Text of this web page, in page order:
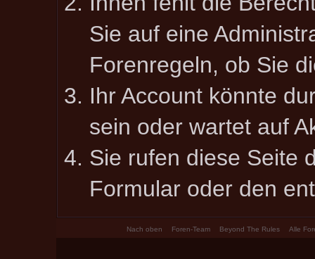
Sie auf eine
Forenregeln, ob Sie
Ihr Account könnte
sein oder wartet auf
Sie rufen diese Seite
Formular oder den
Nach oben Foren-Team Beyond The Rules Alle